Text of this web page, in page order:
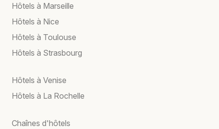
Hôtels à Marseille
Hôtels à Nice
Hôtels à Toulouse
Hôtels à Strasbourg
Hôtels à Venise
Hôtels à La Rochelle
Chaînes d'hôtels